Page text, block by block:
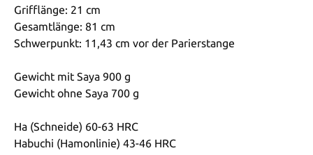
Grifflänge: 21 cm
Gesamtlänge: 81 cm
Schwerpunkt: 11,43 cm vor der Parierstange
Gewicht mit Saya 900 g
Gewicht ohne Saya 700 g
Ha (Schneide) 60-63 HRC
Habuchi (Hamonlinie) 43-46 HRC